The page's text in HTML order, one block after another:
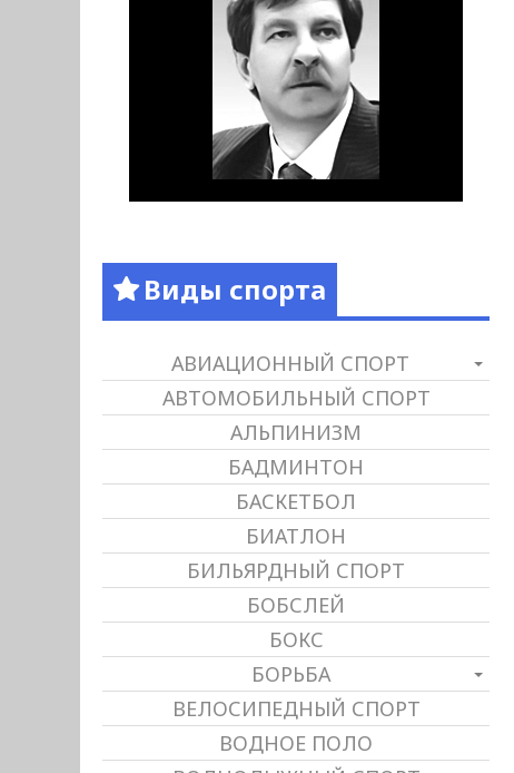
Виды спорта
АВИАЦИОННЫЙ СПОРТ
АВТОМОБИЛЬНЫЙ СПОРТ
АЛЬПИНИЗМ
БАДМИНТОН
БАСКЕТБОЛ
БИАТЛОН
БИЛЬЯРДНЫЙ СПОРТ
БОБСЛЕЙ
БОКС
БОРЬБА
ВЕЛОСИПЕДНЫЙ СПОРТ
ВОДНОЕ ПОЛО